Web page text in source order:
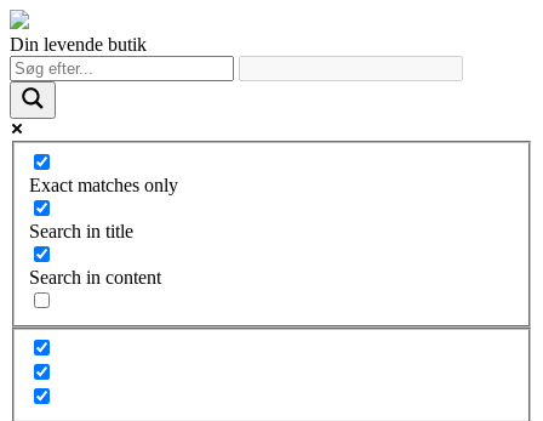
Din levende butik
Exact matches only
Search in title
Search in content